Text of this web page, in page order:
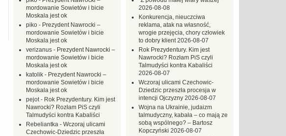
2026-08-08
Konkurencja, nieuczciwa
reklama, atak na własność,
wrogie przejęcia, chory człowiek
to dobry klient 2026-08-07
Rok Prezydentury. Kim jest
Nawrocki? Rozłam PiS czyli
Talmudyści kontra Kabaliści
2026-08-07
Wczoraj ulicami Czechowic-
Dziedzic przeszła procesja w
intencji Ojczyzny 2026-08-07
Wojna na Ukrainie, judaizm
talmudyczny, kabała – co mają ze
sobą wspólnego? – Bartosz
Kopczyński 2026-08-07
mordowanie Sowietów i bicie
Moskala jest ok
piko - Prezydent Nawrocki –
mordowanie Sowietów i bicie
Moskala jest ok
verizanus - Prezydent Nawrocki –
mordowanie Sowietów i bicie
Moskala jest ok
katolik - Prezydent Nawrocki –
mordowanie Sowietów i bicie
Moskala jest ok
pejot- Rok Prezydentury. Kim jest
Nawrocki? Rozłam PiS czyli
Talmudyści kontra Kabaliści
Rebeliantka - Wczoraj ulicami
Czechowic-Dziedzic przeszła